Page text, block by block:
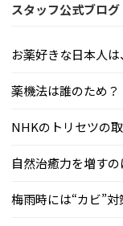
スタッフ公式ブログ
お薬好きな日本人
薬機法は誰のため？
NHKのトリセツの
自然治癒力を増す
梅雨時には“カビ”対